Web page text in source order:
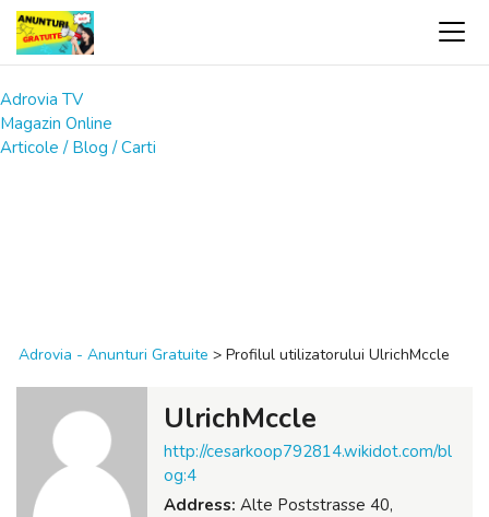
Adrovia TV
Magazin Online
Articole / Blog / Carti
Adrovia - Anunturi Gratuite > Profilul utilizatorului UlrichMccle
UlrichMccle
http://cesarkoop792814.wikidot.com/bl
og:4
Address: Alte Poststrasse 40,